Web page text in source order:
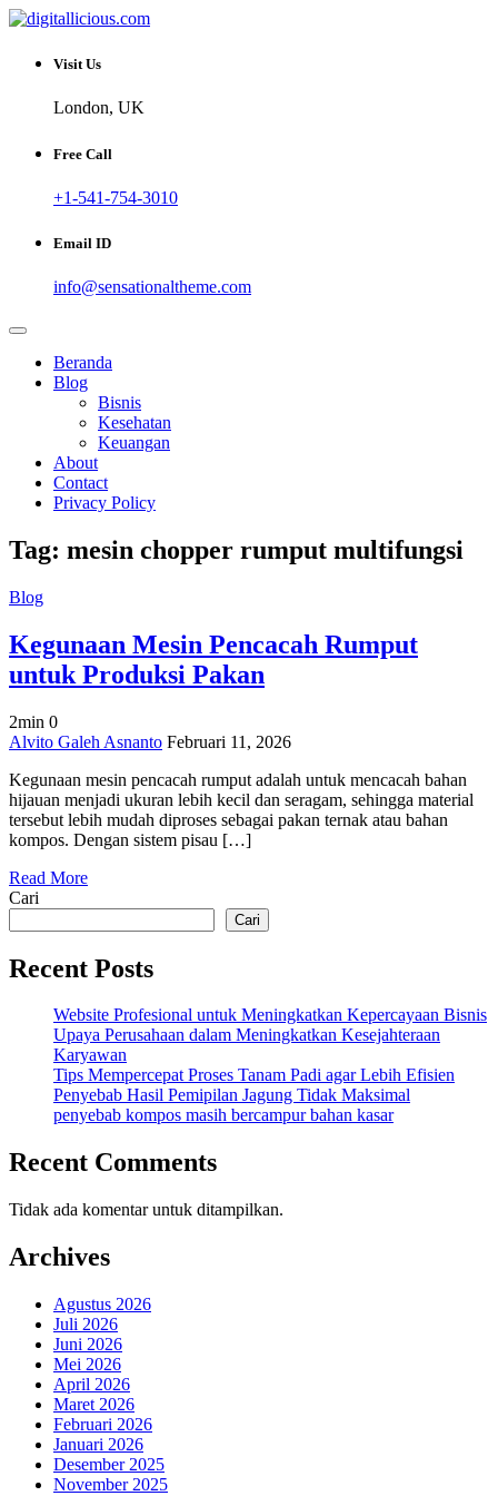
Skip
content
digitallicious.com
Sharing Digital Information
Visit Us
London, UK
Free Call
+1-541-754-3010
Email ID
info@sensationaltheme.com
Beranda
Blog
Bisnis
Kesehatan
Keuangan
About
Contact
Privacy Policy
Tag: mesin chopper rumput multifungsi
Blog
Kegunaan Mesin Pencacah Rumput
untuk Produksi Pakan
2min 0
on
Mesin
Pencacah
Rumput
untuk
Pakan
Alvito Galeh Asnanto Februari 11, 2026
Kegunaan mesin pencacah rumput adalah untuk mencacah bahan
hijauan menjadi ukuran lebih kecil dan seragam, sehingga material
tersebut lebih mudah diproses sebagai pakan ternak atau bahan
kompos. Dengan sistem pisau […]
Read More
Cari
Cari
Recent Posts
Website Profesional untuk Meningkatkan Kepercayaan Bisnis
Upaya Perusahaan dalam Meningkatkan Kesejahteraan
Karyawan
Tips Mempercepat Proses Tanam Padi agar Lebih Efisien
Penyebab Hasil Pemipilan Jagung Tidak Maksimal
penyebab kompos masih bercampur bahan kasar
Recent Comments
Tidak ada komentar untuk ditampilkan.
Archives
Agustus 2026
Juli 2026
Juni 2026
Mei 2026
April 2026
Maret 2026
Februari 2026
Januari 2026
Desember 2025
November 2025